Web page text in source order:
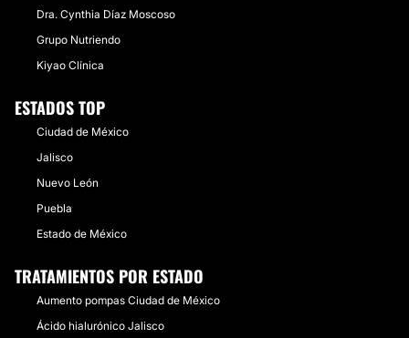
Vaginoplastia
Rejuvenecimiento Vaginal
Dra. Cynthia Díaz Moscoso
Grupo Nutriendo
​Kiyao Clínica
ESTADOS TOP
Ciudad de México
Jalisco
Nuevo León
Puebla
Estado de México
TRATAMIENTOS POR ESTADO
Aumento pompas Ciudad de México
Ácido hialurónico Jalisco